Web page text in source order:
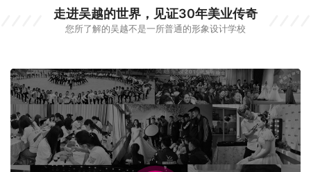
走进吴越的世界，见证30年美业传奇
您所了解的吴越不是一所普通的形象设计学校